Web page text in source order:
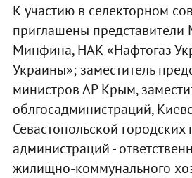
К участию в селекторном
приглашены представители
Минфина, НАК «Нафтогаз
Украины»; заместитель
министров АР Крым,
облгосадминистраций,
Севастопольской городских
администраций -
жилищно-коммунального